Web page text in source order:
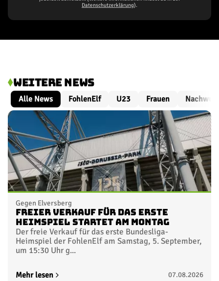
Nicht terminiert
10. Spieltag
Nicht terminiert
TICKETS SICHERN
11. Spieltag
Nicht terminiert
28.11.2026
Nicht terminiert
05.12.2026
Datenschutzerklärung).
WEITERE NEWS
Alle News FohlenElf U23 Frauen
Gegen Elversberg
Freier Verkauf für das erste
Heimspiel startet am Montag
Der freie Verkauf für das erste Bundesliga-
Heimspiel der FohlenElf am Samstag, 5. September,
um 15:30 Uhr g...
Mehr lesen 07.08.2026